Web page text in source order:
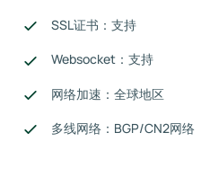
SSL证书：支持
Websocket：支持
网络加速：全球地区
多线网络：BGP/CN2网络